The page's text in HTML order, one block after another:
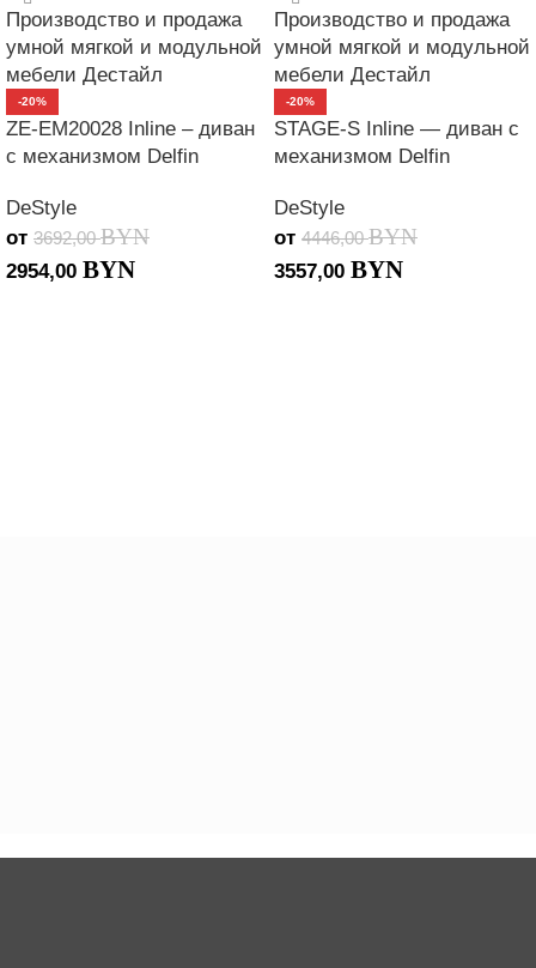
-20%
ZE-EM20028 Inline – диван
с механизмом Delfin
DeStyle
от 3692,00BYN
2954,00 BYN
-20%
STAGE-S Inline — диван с
механизмом Delfin
DeStyle
от 4446,00BYN
3557,00 BYN